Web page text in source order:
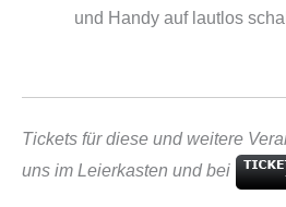
und Handy auf lautlos
Tickets für diese und weitere
uns im Leierkasten und bei